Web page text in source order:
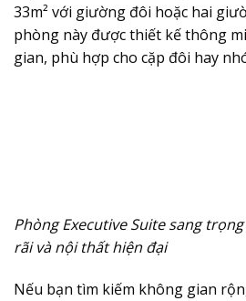
33m² với giường đôi hoặc hai
phòng này được thiết kế thông
gian, phù hợp cho cặp đôi hay
Phòng Executive Suite sang
rãi và nội thất hiện đại
Nếu bạn tìm kiếm không gian